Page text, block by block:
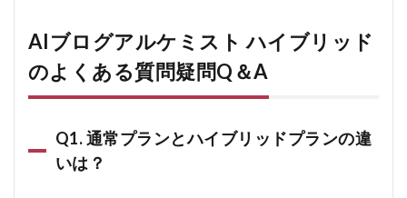
AIブログアルケミスト ハイブリッド
のよくある質問疑問Q＆A
Q1. 通常プランとハイブリッドプランの違
いは？